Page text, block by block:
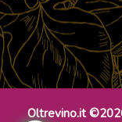
Oltrevino.it